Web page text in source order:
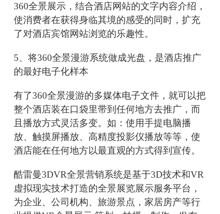
360全景展示，结合酒店网站的文字内容介绍，
使消费者在获得身临其境的感受的同时，扩充
了对酒店宾馆网站浏览的乐趣性。
5、将360全景漫游系统做成光盘，是酒店推广
的最好电子化样本
有了360全景漫游的多媒体电子文件，就可以把
整个酒店装在口袋里带到任何地方去推广，而
且播放方式灵活多变。如：使用手提电脑播
放、触摸屏播放、高精度投影仪播放等等，使
酒店能在任何地方以最直观的方式得到宣传。
酷雷曼3DVR全景营销系统是基于3D技术和VR
虚拟现实技术打造的全景展览展示服务平台，
为企业、公司机构、旅游景点，家居房产等行